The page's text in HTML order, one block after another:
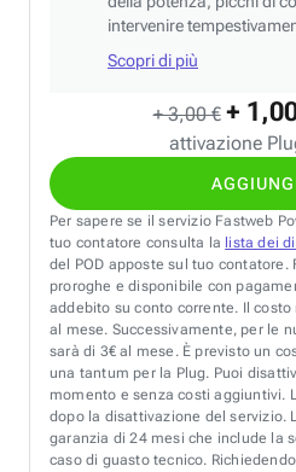
+ 3,00 € +
attivazione
intervenire
Scopri di più
Per sapere se il servizio Fastweb
tuo contatore consulta la lista dei
del POD apposte sul tuo
proroghe e disponibile con
addebito su conto corrente. Il
al mese. Successivamente, per le
sarà di 3€ al mese. È previsto un
una tantum per la Plug. Puoi
momento e senza costi aggiuntivi.
dopo la disattivazione del servizio.
garanzia di 24 mesi che include la
caso di guasto tecnico.